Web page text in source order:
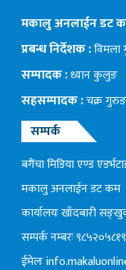
मकालु अनलाईन डट
प्रबन्ध निर्देशक :
सम्पादक :ध्यान कुलुङ
सहसम्पादक :चक्र गुरुङ
सम्पर्क
बगैंचा मिडिया एण्ड
मकालु अनलाईन डट कम
कार्यालयः खाँदबारी
सम्पर्क नम्बरः
ईमेलः